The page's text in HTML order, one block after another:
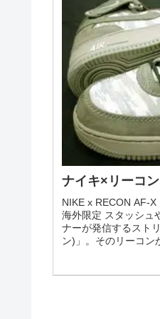
ナイキ ポール
ト 「P-ROD ×
NIKE PAUL
ROD×FUTURA]
ズームエアエリート
ルのリリースが続く
とコラボレーション
チュラのサインやグ
す。グレーのヌバッ
NIKE